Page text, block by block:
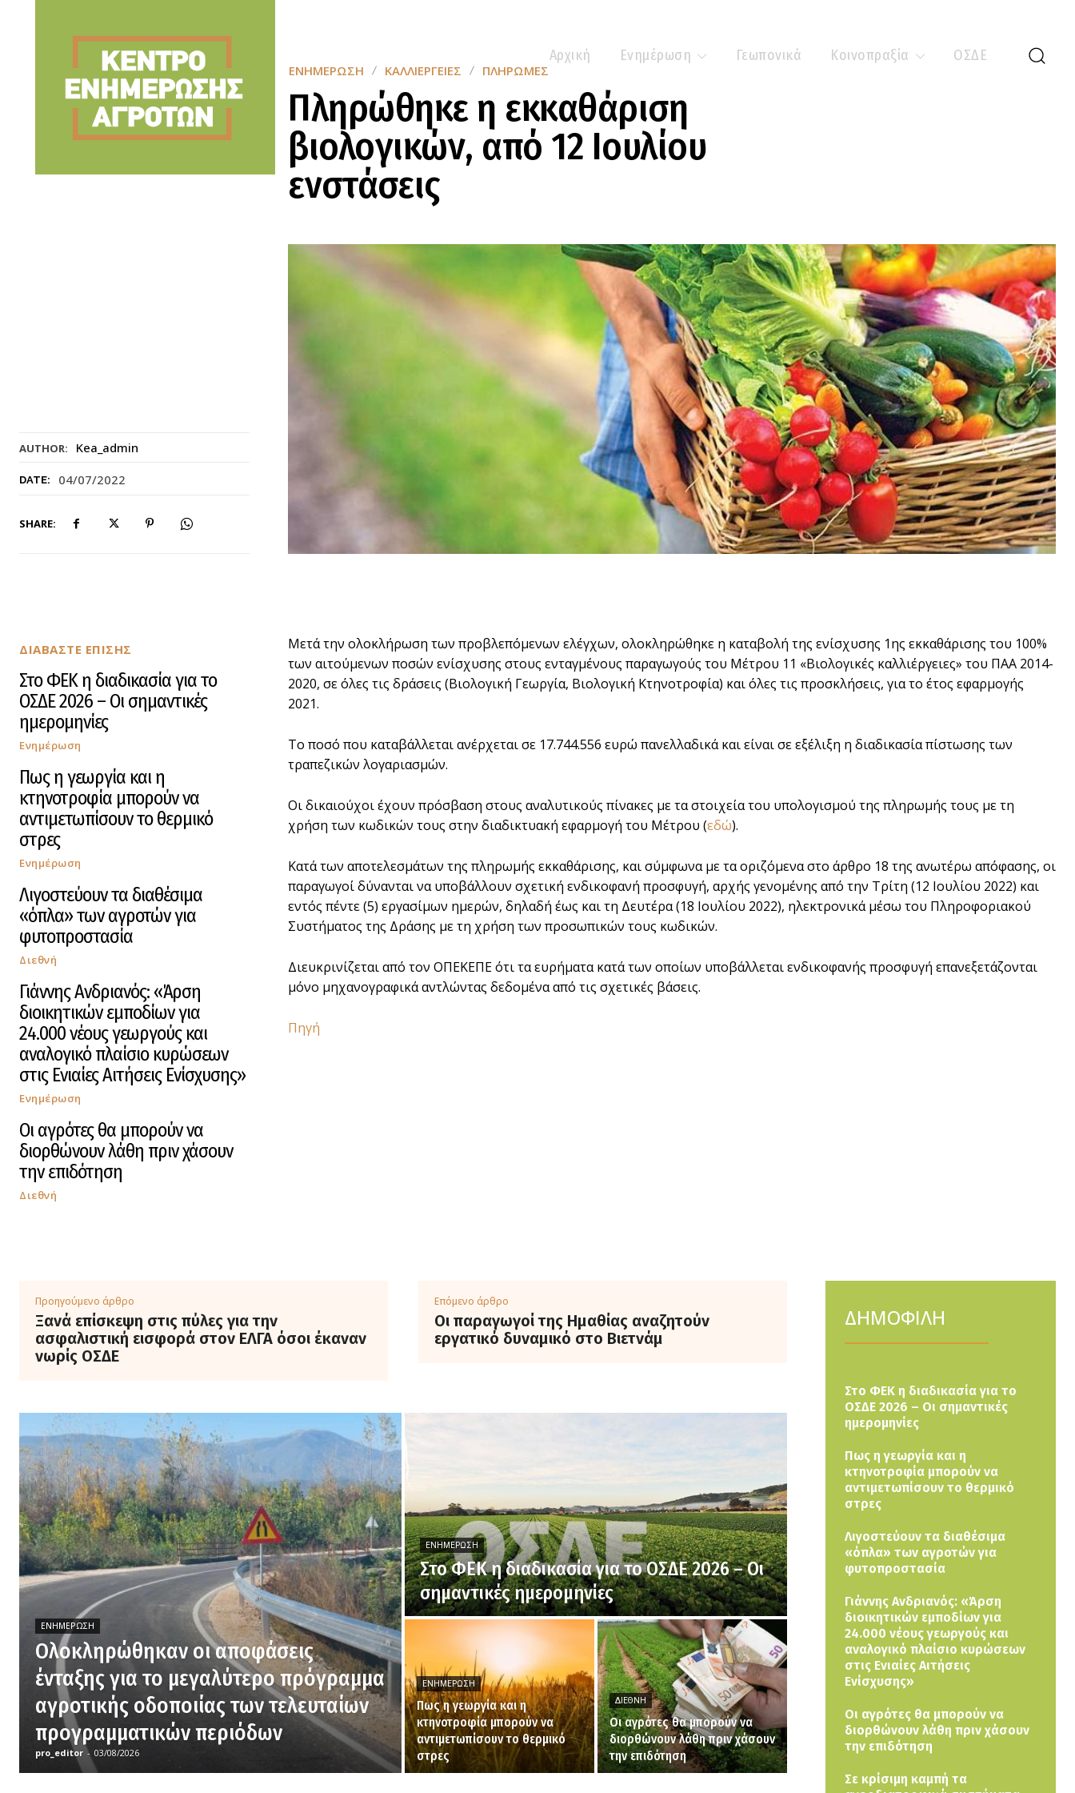
Αρχική Ενημέρωση Γεωπονικά Κοινοπραξία ΟΣΔΕ
AUTHOR: Kea_admin
DATE: 04/07/2022
SHARE:
ΕΝΗΜΈΡΩΣΗ ΚΑΛΛΙΈΡΓΕΙΕΣ ΠΛΗΡΩΜΈΣ
Πληρώθηκε η εκκαθάριση
βιολογικών, από 12 Ιουλίου
ενστάσεις
ΔΙΑΒΑΣΤΕ ΕΠΙΣΗΣ
Στο ΦΕΚ η διαδικασία για το
ΟΣΔΕ 2026 – Οι σημαντικές
ημερομηνίες
Ενημέρωση
Πως η γεωργία και η
κτηνοτροφία μπορούν να
αντιμετωπίσουν το θερμικό
στρες
Ενημέρωση
Λιγοστεύουν τα διαθέσιμα
«όπλα» των αγροτών για
φυτοπροστασία
Διεθνή
Γιάννης Ανδριανός: «Άρση
διοικητικών εμποδίων για
24.000 νέους γεωργούς και
αναλογικό πλαίσιο κυρώσεων
στις Ενιαίες Αιτήσεις Ενίσχυσης»
Ενημέρωση
Οι αγρότες θα μπορούν να
διορθώνουν λάθη πριν χάσουν
την επιδότηση
Διεθνή
Μετά την ολοκλήρωση των προβλεπόμενων ελέγχων, ολοκληρώθηκε η καταβολή της ενίσχυσης 1ης εκκαθάρισης του 100%
των αιτούμενων ποσών ενίσχυσης στους ενταγμένους παραγωγούς του Μέτρου 11 «Βιολογικές καλλιέργειες» του ΠΑΑ 2014-
2020, σε όλες τις δράσεις (Βιολογική Γεωργία, Βιολογική Κτηνοτροφία) και όλες τις προσκλήσεις, για το έτος εφαρμογής
2021.
Το ποσό που καταβάλλεται ανέρχεται σε 17.744.556 ευρώ πανελλαδικά και είναι σε εξέλιξη η διαδικασία πίστωσης των
τραπεζικών λογαριασμών.
Οι δικαιούχοι έχουν πρόσβαση στους αναλυτικούς πίνακες με τα στοιχεία του υπολογισμού της πληρωμής τους με τη
χρήση των κωδικών τους στην διαδικτυακή εφαρμογή του Μέτρου (εδώ).
Κατά των αποτελεσμάτων της πληρωμής εκκαθάρισης, και σύμφωνα με τα οριζόμενα στο άρθρο 18 της ανωτέρω απόφασης, οι
παραγωγοί δύνανται να υποβάλλουν σχετική ενδικοφανή προσφυγή, αρχής γενομένης από την Τρίτη (12 Ιουλίου 2022) και
εντός πέντε (5) εργασίμων ημερών, δηλαδή έως και τη Δευτέρα (18 Ιουλίου 2022), ηλεκτρονικά μέσω του Πληροφοριακού
Συστήματος της Δράσης με τη χρήση των προσωπικών τους κωδικών.
Διευκρινίζεται από τον ΟΠΕΚΕΠΕ ότι τα ευρήματα κατά των οποίων υποβάλλεται ενδικοφανής προσφυγή επανεξετάζονται
μόνο μηχανογραφικά αντλώντας δεδομένα από τις σχετικές βάσεις.
Πηγή
Προηγούμενο άρθρο
Ξανά επίσκεψη στις πύλες για την
ασφαλιστική εισφορά στον ΕΛΓΑ όσοι έκαναν
νωρίς ΟΣΔΕ
Επόμενο άρθρο
Οι παραγωγοί της Ημαθίας αναζητούν
εργατικό δυναμικό στο Βιετνάμ
ΕΝΗΜΈΡΩΣΗ
Ολοκληρώθηκαν οι αποφάσεις
ένταξης για το μεγαλύτερο πρόγραμμα
αγροτικής οδοποιίας των τελευταίων
προγραμματικών περιόδων
pro_editor - 03/08/2026
ΕΝΗΜΈΡΩΣΗ
Στο ΦΕΚ η διαδικασία για το ΟΣΔΕ 2026 – Οι
σημαντικές ημερομηνίες
ΕΝΗΜΈΡΩΣΗ
Πως η γεωργία και η
κτηνοτροφία μπορούν να
αντιμετωπίσουν το θερμικό
στρες
ΔΙΕΘΝΉ
Οι αγρότες θα μπορούν να
διορθώνουν λάθη πριν χάσουν
την επιδότηση
ΔΗΜΟΦΙΛΗ
Στο ΦΕΚ η διαδικασία για το
ΟΣΔΕ 2026 – Οι σημαντικές
ημερομηνίες
Πως η γεωργία και η
κτηνοτροφία μπορούν να
αντιμετωπίσουν το θερμικό
στρες
Λιγοστεύουν τα διαθέσιμα
«όπλα» των αγροτών για
φυτοπροστασία
Γιάννης Ανδριανός: «Άρση
διοικητικών εμποδίων για
24.000 νέους γεωργούς και
αναλογικό πλαίσιο κυρώσεων
στις Ενιαίες Αιτήσεις
Ενίσχυσης»
Οι αγρότες θα μπορούν να
διορθώνουν λάθη πριν χάσουν
την επιδότηση
Σε κρίσιμη καμπή τα